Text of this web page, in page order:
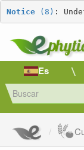
Notice (8) :
Es